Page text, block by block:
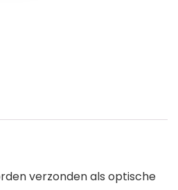
verzonden als optische